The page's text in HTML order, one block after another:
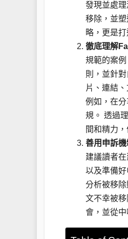
發現並處
移除，並
略，更是
徹底理解
規範的案
則，並針
片、連結
例如，在
規。 透過
間和精力
善用申訴機
建議讀者
以及準備
分析被移
文不幸被
會，並從